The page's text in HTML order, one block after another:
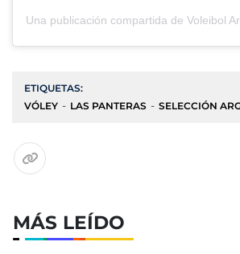
ETIQUETAS:
VÓLEY
LAS PANTERAS SELECCIÓN
MÁS LEÍDO